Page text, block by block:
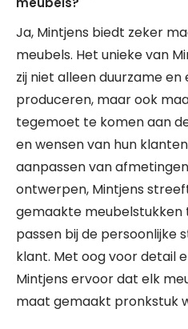
Ja, Mintjens biedt zeker
meubels. Het unieke van
zij niet alleen duurzame
produceren, maar ook
tegemoet te komen aan
en wensen van hun
aanpassen van
ontwerpen, Mintjens
gemaakte
passen bij de persoonlijke
klant. Met oog voor detail
Mintjens ervoor dat elk
maat gemaakt pronkstuk